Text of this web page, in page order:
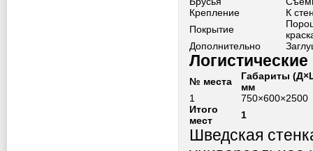
Крепление
К
Покрытие
Дополнительно
№ места
Габариты
мм
1
750×600×2500
Итого
мест
1
Шведская